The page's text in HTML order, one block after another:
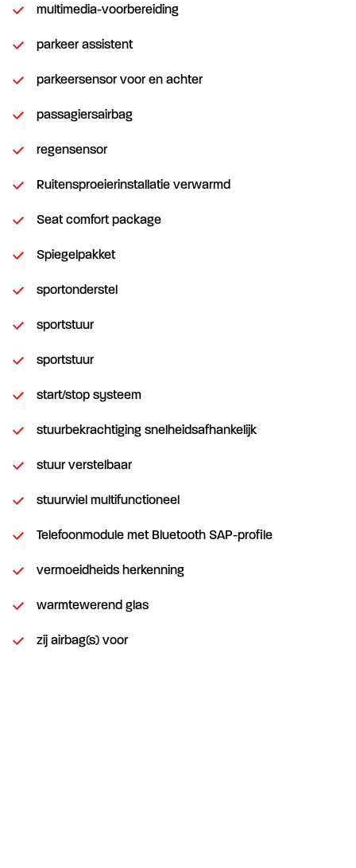
multimedia-voorbereiding
parkeer assistent
parkeersensor voor en achter
passagiersairbag
regensensor
Ruitensproeierinstallatie verwarmd
Seat comfort package
Spiegelpakket
sportonderstel
sportstuur
sportstuur
start/stop systeem
stuurbekrachtiging snelheidsafhankelijk
stuur verstelbaar
stuurwiel multifunctioneel
Telefoonmodule met Bluetooth SAP-profile
vermoeidheids herkenning
warmtewerend glas
zij airbag(s) voor